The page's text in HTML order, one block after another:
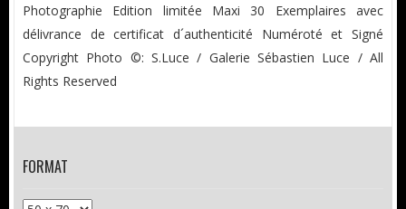
Photographie Edition limitée Maxi 30 Exemplaires avec
délivrance de certificat d´authenticité Numéroté et Signé
Copyright Photo ©: S.Luce / Galerie Sébastien Luce / All
Rights Reserved
FORMAT